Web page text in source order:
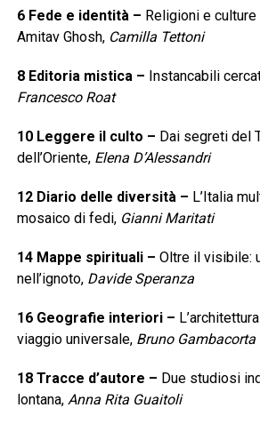
6 Fede e identità– Religioni e
Amitav Ghosh, Camilla Tettoni
8 Editoria mistica– Instancabili
Francesco Roat
10 Leggere il culto – Dai segreti del
dell’Oriente, Elena D’Alessandri
12 Diario delle diversità– L’Italia
mosaico di fedi, Gianni Maritati
14 Mappe spirituali– Oltre il visibile:
nell’ignoto, Davide Speranza
16 Geografie interiori–
viaggio universale, Bruno Gambacorta
18 Tracce d’autore – Due studiosi
lontana, Anna Rita Guaitoli